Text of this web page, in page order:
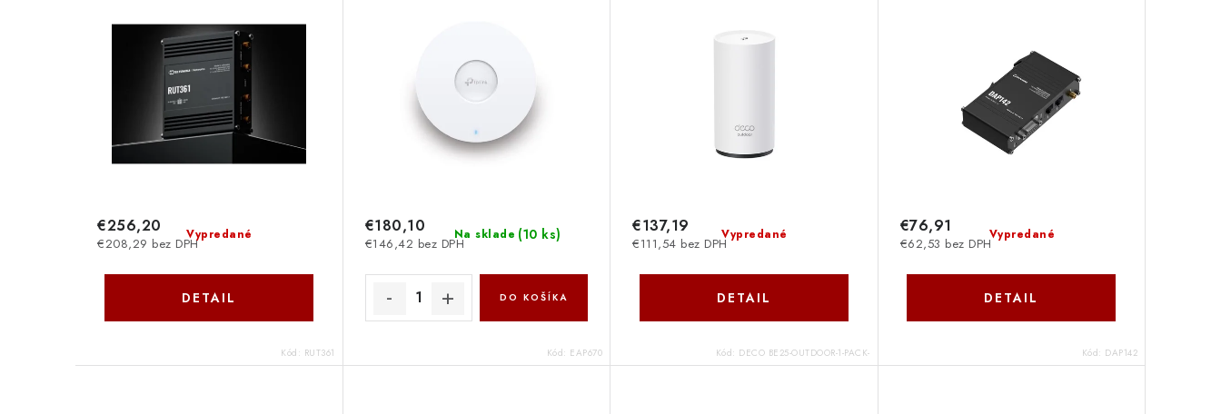
Vypredané
€208,29 bez DPH
€256,20
DETAIL
Kód: RUT361
Na sklade (10 ks)
€146,42 bez DPH
€180,10
DO KOŠÍKA
Kód: EAP670
Vypredané
€111,54 bez DPH
€137,19
DETAIL
Kód: DECO BE25-OUTDOOR-1-PACK-
Vypredané
€62,53 bez DPH
€76,91
DETAIL
Kód: DAP142